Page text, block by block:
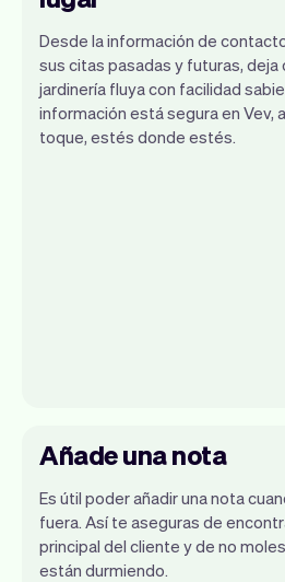
Desde la información de
sus citas pasadas y futuras, deja
jardinería fluya con facilidad
información está segura en Vev,
toque, estés donde estés.
Toda la información
Añade una nota
Es útil poder añadir una nota
fuera. Así te aseguras de
principal del cliente y de no
están durmiendo.